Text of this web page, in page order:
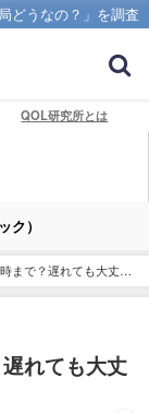
どうなの？」を調査
QOL研究所とは
ク）
まで？遅れても大丈
れても大丈